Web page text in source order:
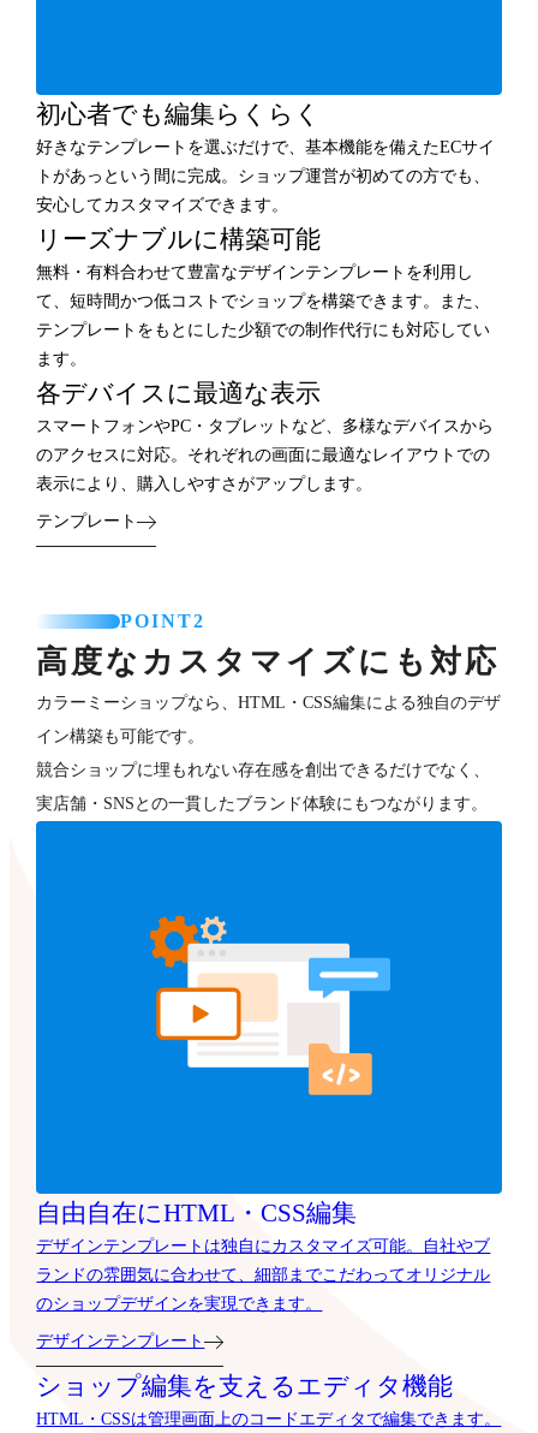
初心者でも編集らくらく
好きなテンプレートを選ぶだけで、基本機能を備えたECサイ
トがあっという間に完成。ショップ運営が初めての方でも、
安心してカスタマイズできます。
リーズナブルに構築可能
無料・有料合わせて豊富なデザインテンプレートを利用し
て、短時間かつ低コストでショップを構築できます。また、
テンプレートをもとにした少額での制作代行にも対応してい
ます。
各デバイスに最適な表示
スマートフォンやPC・タブレットなど、多様なデバイスから
のアクセスに対応。それぞれの画面に最適なレイアウトでの
表示により、購入しやすさがアップします。
テンプレート
POINT2
高度なカスタマイズにも対応
カラーミーショップなら、HTML・CSS編集による独自のデザ
イン構築も可能です。
競合ショップに埋もれない存在感を創出できるだけでなく、
実店舗・SNSとの一貫したブランド体験にもつながります。
自由自在にHTML・CSS編集
デザインテンプレートは独自にカスタマイズ可能。自社やブ
ランドの雰囲気に合わせて、細部までこだわってオリジナル
のショップデザインを実現できます。
デザインテンプレート
ショップ編集を支えるエディタ機能
HTML・CSSは管理画面上のコードエディタで編集できます。